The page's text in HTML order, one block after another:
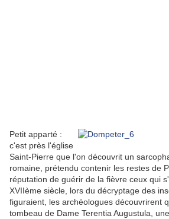
Petit apparté :
c'est près l'église
Saint-Pierre que l'on découvrit un
romaine, prétendu contenir les restes de
réputation de guérir de la fièvre ceux qui
XVIIème siècle, lors du décryptage des
figuraient, les archéologues découvrirent
tombeau de Dame Terentia Augustula,